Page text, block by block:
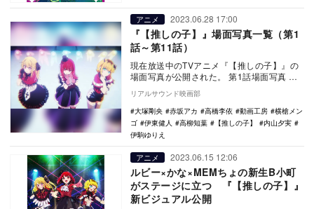
アニメ 2023.06.28 17:00
『【推しの子】』場面写真一覧（第1
話～第11話）
現在放送中のTVアニメ『【推しの子】』の
場面写真が公開された。 第1話場面写真 第2
話場面写真 第3話場面写真 第4話場…
リアルサウンド映画部
大塚剛央
赤坂アカ 高橋李依 動画工房
横槍メン
ゴ
伊東健人 高柳知葉 【推しの子】
内山夕実
伊駒ゆりえ
アニメ 2023.06.15 12:06
ルビー×かな×MEMちょの新生B小町
がステージに立つ 『【推しの子】』
新ビジュアル公開